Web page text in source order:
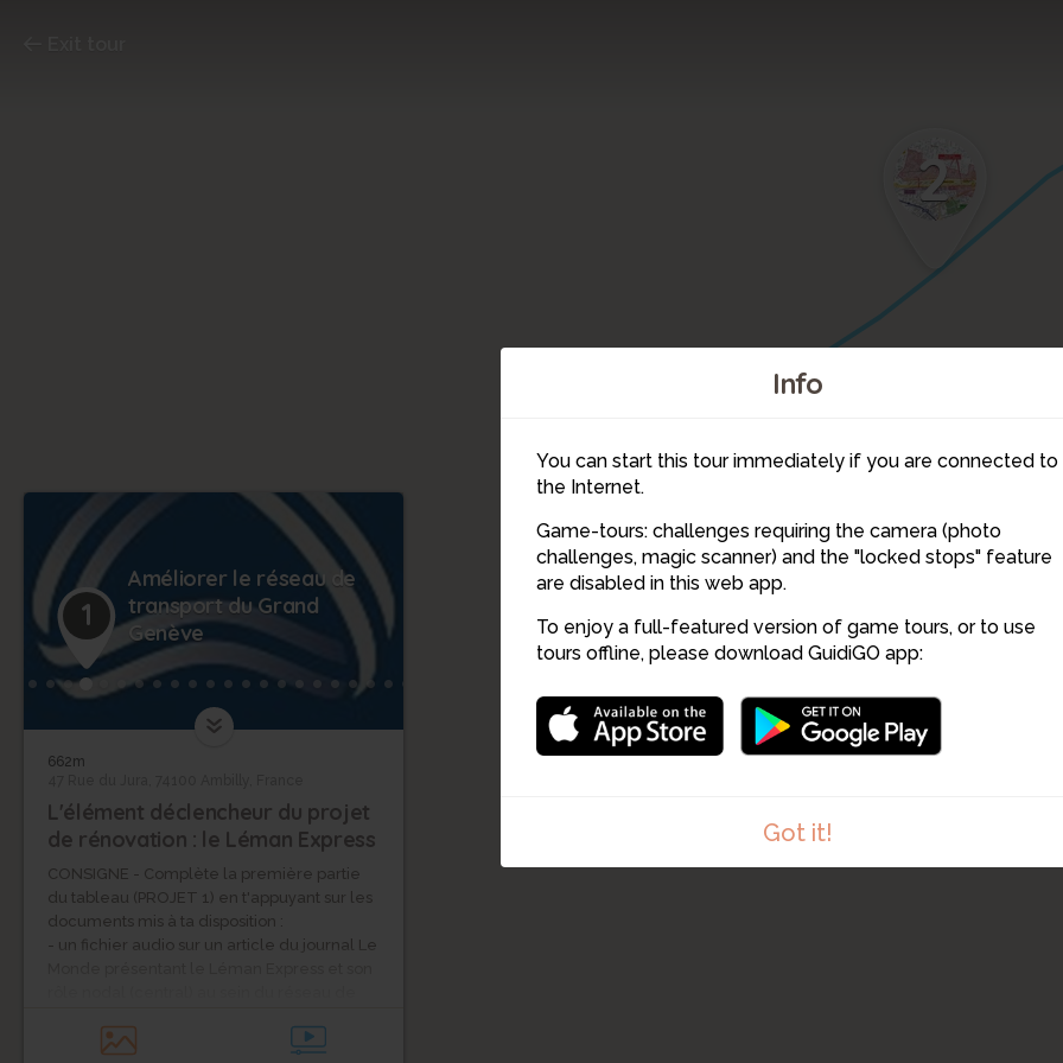
Info
You can start this tour immediately if you are connected to
the Internet.
Game-tours: challenges requiring the camera (photo
challenges, magic scanner) and the "locked stops" feature
are disabled in this web app.
To enjoy a full-featured version of game tours, or to use
tours offline, please download GuidiGO app:
Got it!
2
1
1
Améliorer le réseau de
transport du Grand
Genève
662m
L'élément déclencheur du projet
de rénovation : le Léman Express
CONSIGNE - Complète la première partie
du tableau (PROJET 1) en t'appuyant sur les
documents mis à ta disposition :
- un fichier audio sur un article du journal Le
- une vidéo publicitaire sur les acteurs et